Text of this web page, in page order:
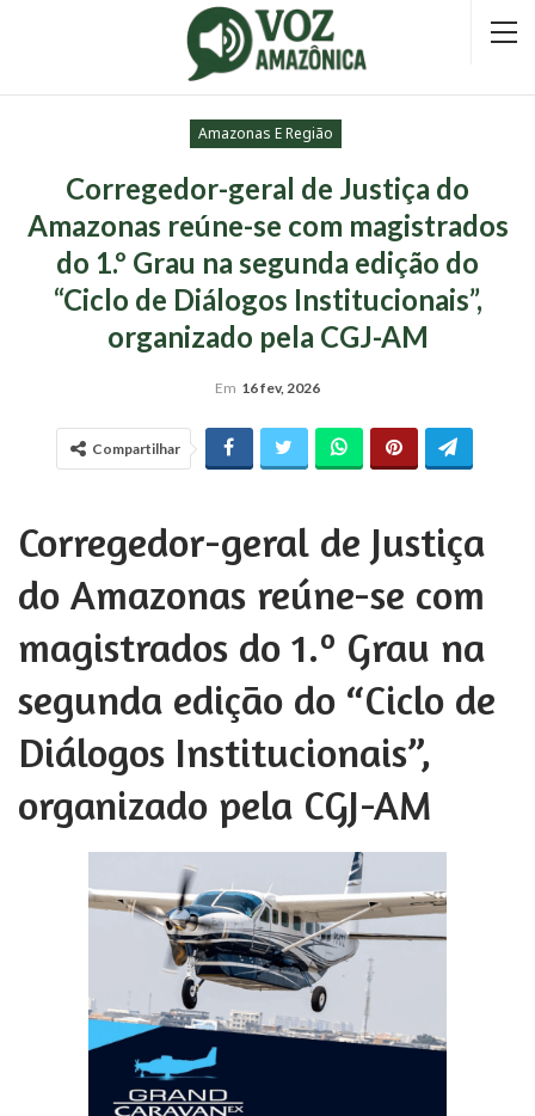
Amazonas E Região
Corregedor-geral de Justiça do
Amazonas reúne-se com magistrados
do 1.º Grau na segunda edição do
“Ciclo de Diálogos Institucionais”,
organizado pela CGJ-AM
Em 16 fev, 2026
Compartilhar
Corregedor-geral de Justiça
do Amazonas reúne-se com
magistrados do 1.º Grau na
segunda edição do “Ciclo de
Diálogos Institucionais”,
organizado pela CGJ-AM